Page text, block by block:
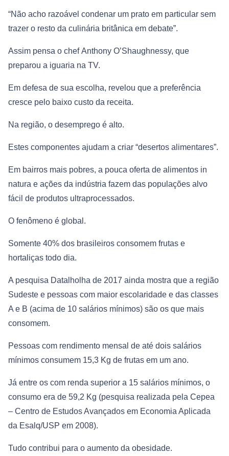
“Não acho razoável condenar um prato em particular sem
trazer o resto da culinária britânica em debate”.
Assim pensa o chef Anthony O’Shaughnessy, que
preparou a iguaria na TV.
Em defesa de sua escolha, revelou que a preferência
cresce pelo baixo custo da receita.
Na região, o desemprego é alto.
Estes componentes ajudam a criar “desertos alimentares”.
Em bairros mais pobres, a pouca oferta de alimentos in
natura e ações da indústria fazem das populações alvo
fácil de produtos ultraprocessados.
O fenômeno é global.
Somente 40% dos brasileiros consomem frutas e
hortaliças todo dia.
A pesquisa Datalholha de 2017 ainda mostra que a região
Sudeste e pessoas com maior escolaridade e das classes
A e B (acima de 10 salários mínimos) são os que mais
consomem.
Pessoas com rendimento mensal de até dois salários
mínimos consumem 15,3 Kg de frutas em um ano.
Já entre os com renda superior a 15 salários mínimos, o
consumo era de 59,2 Kg (pesquisa realizada pela Cepea
– Centro de Estudos Avançados em Economia Aplicada
da Esalq/USP em 2008).
Tudo contribui para o aumento da obesidade.